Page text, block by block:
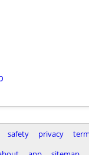
safety privacy